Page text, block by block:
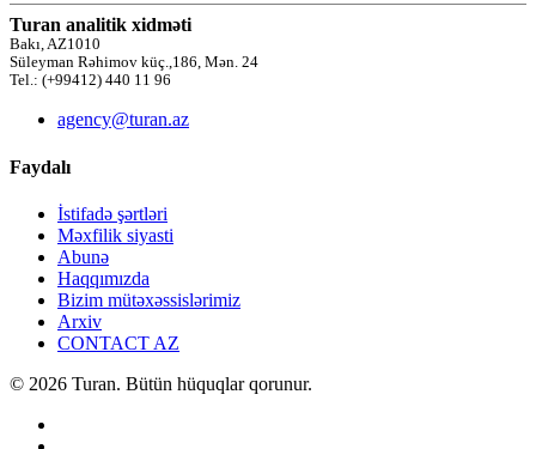
Turan analitik xidməti
Bakı, AZ1010
Süleyman Rəhimov küç.,186, Mən. 24
Tel.: (+99412) 440 11 96
agency@turan.az
Faydalı
İstifadə şərtləri
Məxfilik siyasti
Abunə
Haqqımızda
Bizim mütəxəssislərimiz
Arxiv
CONTACT AZ
© 2026 Turan. Bütün hüquqlar qorunur.